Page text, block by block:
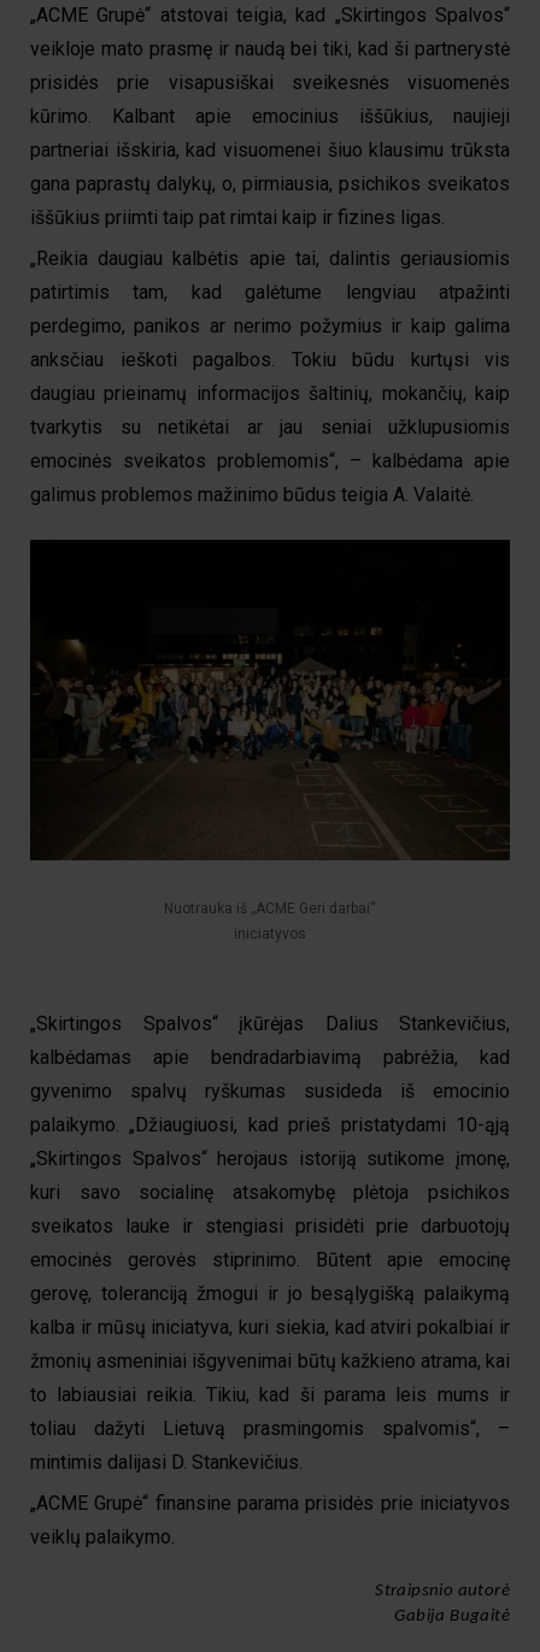
„ACME Grupė“ atstovai teigia, kad „Skirtingos Spalvos“
veikloje mato prasmę ir naudą bei tiki, kad ši partnerystė
prisidės prie visapusiškai sveikesnės visuomenės
kūrimo. Kalbant apie emocinius iššūkius, naujieji
partneriai išskiria, kad visuomenei šiuo klausimu trūksta
gana paprastų dalykų, o, pirmiausia, psichikos sveikatos
iššūkius priimti taip pat rimtai kaip ir fizines ligas.
„Reikia daugiau kalbėtis apie tai, dalintis geriausiomis
patirtimis tam, kad galėtume lengviau atpažinti
perdegimo, panikos ar nerimo požymius ir kaip galima
anksčiau ieškoti pagalbos. Tokiu būdu kurtųsi vis
daugiau prieinamų informacijos šaltinių, mokančių, kaip
tvarkytis su netikėtai ar jau seniai užklupusiomis
emocinės sveikatos problemomis“, – kalbėdama apie
galimus problemos mažinimo būdus teigia A. Valaitė.
Nuotrauka iš „ACME Geri darbai“
iniciatyvos
„Skirtingos Spalvos“ įkūrėjas Dalius Stankevičius,
kalbėdamas apie bendradarbiavimą pabrėžia, kad
gyvenimo spalvų ryškumas susideda iš emocinio
palaikymo. „Džiaugiuosi, kad prieš pristatydami 10-ąją
„Skirtingos Spalvos“ herojaus istoriją sutikome įmonę,
kuri savo socialinę atsakomybę plėtoja psichikos
sveikatos lauke ir stengiasi prisidėti prie darbuotojų
emocinės gerovės stiprinimo. Būtent apie emocinę
gerovę, toleranciją žmogui ir jo besąlygišką palaikymą
kalba ir mūsų iniciatyva, kuri siekia, kad atviri pokalbiai ir
žmonių asmeniniai išgyvenimai būtų kažkieno atrama, kai
to labiausiai reikia. Tikiu, kad ši parama leis mums ir
toliau dažyti Lietuvą prasmingomis spalvomis“, –
mintimis dalijasi D. Stankevičius.
„ACME Grupė“ finansine parama prisidės prie iniciatyvos
veiklų palaikymo.
Straipsnio autorė
Gabija Bugaitė